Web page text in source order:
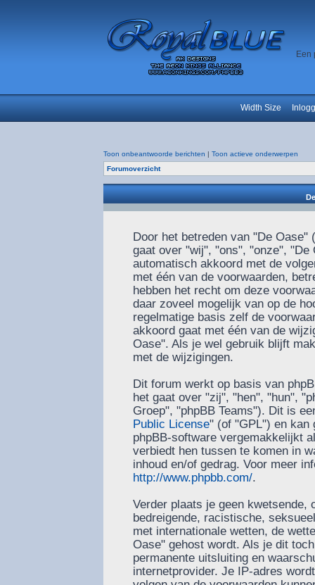
Een
Width Size
Toon onbeantwoorde berichten | Toon actieve onderwerpen
Forumoverzicht
Door het betreden van "De
gaat over "wij", "ons", "onze", "De
automatisch akkoord met de
met één van de voorwaarden,
hebben het recht om deze
daar zoveel mogelijk van op de
regelmatige basis zelf de
akkoord gaat met één van de
Oase". Als je wel gebruik blijft
met de wijzigingen.
Dit forum werkt op basis van
het gaat over "zij", "hen", "hun",
Groep", "phpBB Teams"). Dit is
Public License" (of "GPL") en kan
phpBB-software vergemakkelijkt
verbiedt hen tussen te komen in
inhoud en/of gedrag. Voor meer
http://www.phpbb.com/.
Verder plaats je geen kwetsende,
bedreigende, racistische,
met internationale wetten, de
Oase" gehost wordt. Als je dit
permanente uitsluiting en
internetprovider. Je IP-adres